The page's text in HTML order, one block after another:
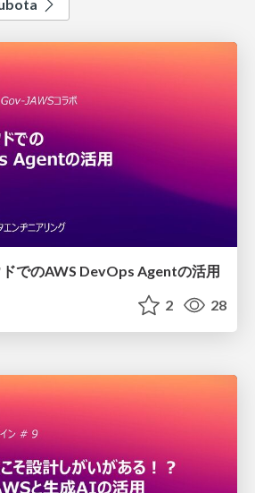
でのAWS DevOps Agentの活用
2 28